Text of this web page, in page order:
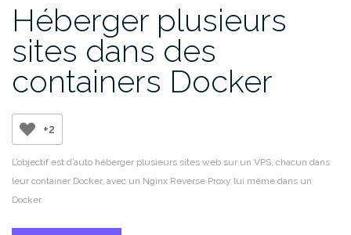
Héberger plusieurs
sites dans des
containers Docker
+2
L’objectif est d’auto héberger plusieurs sites web sur un VPS, chacun dans
leur container Docker, avec un Nginx Reverse Proxy lui même dans un
Docker.